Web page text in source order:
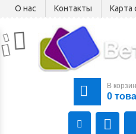
О нас Контакты Карта
В
0